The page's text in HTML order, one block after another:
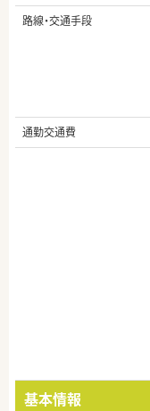
路線・交通手段
通勤交通費
基本情報